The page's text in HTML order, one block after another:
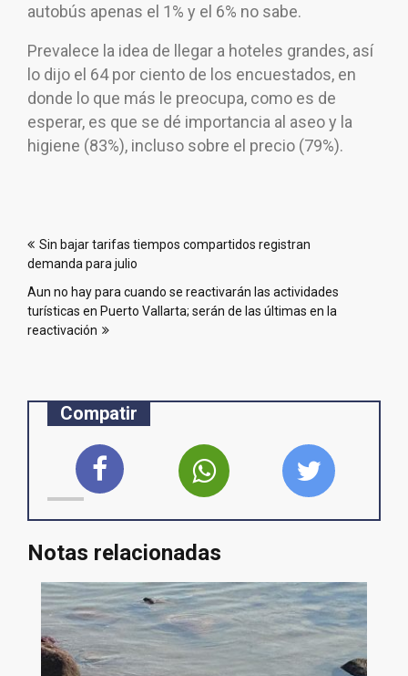
autobús apenas el 1% y el 6% no sabe.
Prevalece la idea de llegar a hoteles grandes, así
lo dijo el 64 por ciento de los encuestados, en
donde lo que más le preocupa, como es de
esperar, es que se dé importancia al aseo y la
higiene (83%), incluso sobre el precio (79%).
de
entradas
Sin bajar tarifas tiempos compartidos registran
demanda para julio
Aun no hay para cuando se reactivarán las actividades
turísticas en Puerto Vallarta; serán de las últimas en la
reactivación
Compatir
Notas relacionadas